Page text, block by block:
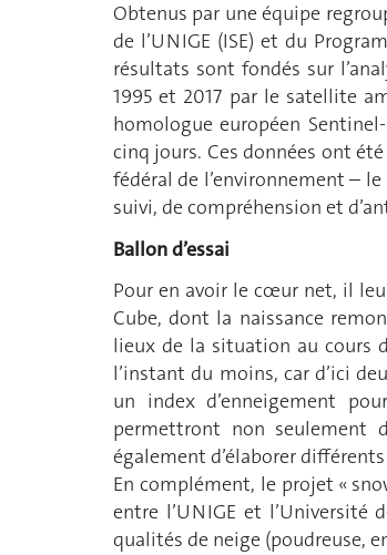
Obtenus par une équipe
de l’UNIGE (ISE) et du
résultats sont fondés sur
1995 et 2017 par le satellite
homologue européen
cinq jours. Ces données ont
fédéral de l’environnement –
suivi, de compréhension et
Ballon d’essai
Pour en avoir le cœur net, il
Cube, dont la naissance
lieux de la situation au cours
l’instant du moins, car d’ici
un index d’enneigement
permettront non seulement
également d’élaborer
En complément, le projet «
entre l’UNIGE et l’Université
qualités de neige (poudreuse,